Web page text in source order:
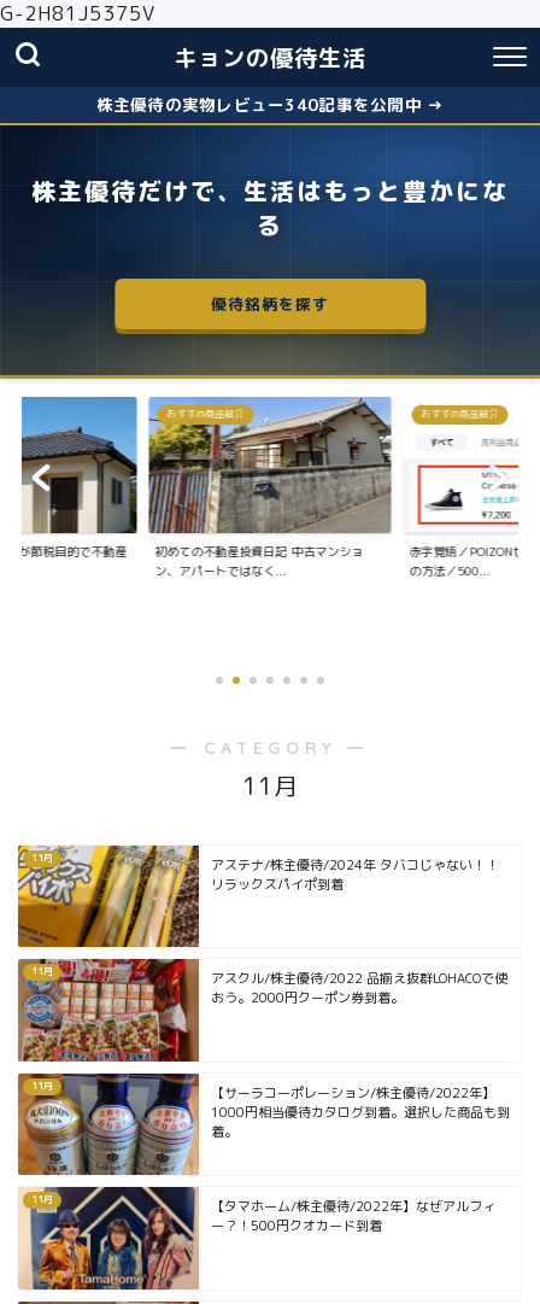
G-2H81J5375V
キョンの優待生活
株主優待の実物レビュー340記事を公開中 →
株主優待だけで、生活はもっと豊かにな
る
優待銘柄を探す
員が節税目的で不動産
おすすめ商品紹介
初めての不動産投資日記 中古マンショ
ン、アパートではなく...
おすすめ商品紹介
赤字覚悟／POIZONせ
の方法／500...
― CATEGORY ―
11月
11月
アステナ/株主優待/2024年 タバコじゃない！！
リラックスパイポ到着
11月
アスクル/株主優待/2022 品揃え抜群LOHACOで使
おう。2000円クーポン券到着。
11月
【サーラコーポレーション/株主優待/2022年】
1000円相当優待カタログ到着。選択した商品も到
着。
11月
【タマホーム/株主優待/2022年】なぜアルフィ
ー？！500円クオカード到着